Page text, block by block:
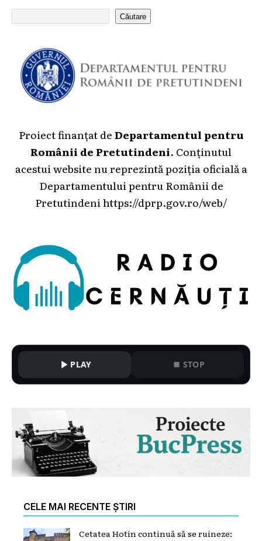
Căutare
Proiect finanțat deDepartamentul pentru
Românii de Pretutindeni. Conținutul
acestui website nu reprezintă poziția oficială a
Departamentului pentru Românii de
Pretutindenihttps://dprp.gov.ro/web/
PLAY STOP
CELE MAI RECENTE ȘTIRI
Cetatea Hotin continuă să se ruineze: